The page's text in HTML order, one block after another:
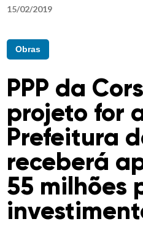
15/02/2019
Obras
PPP da
projeto for
Prefeitura
receberá
55 milhões